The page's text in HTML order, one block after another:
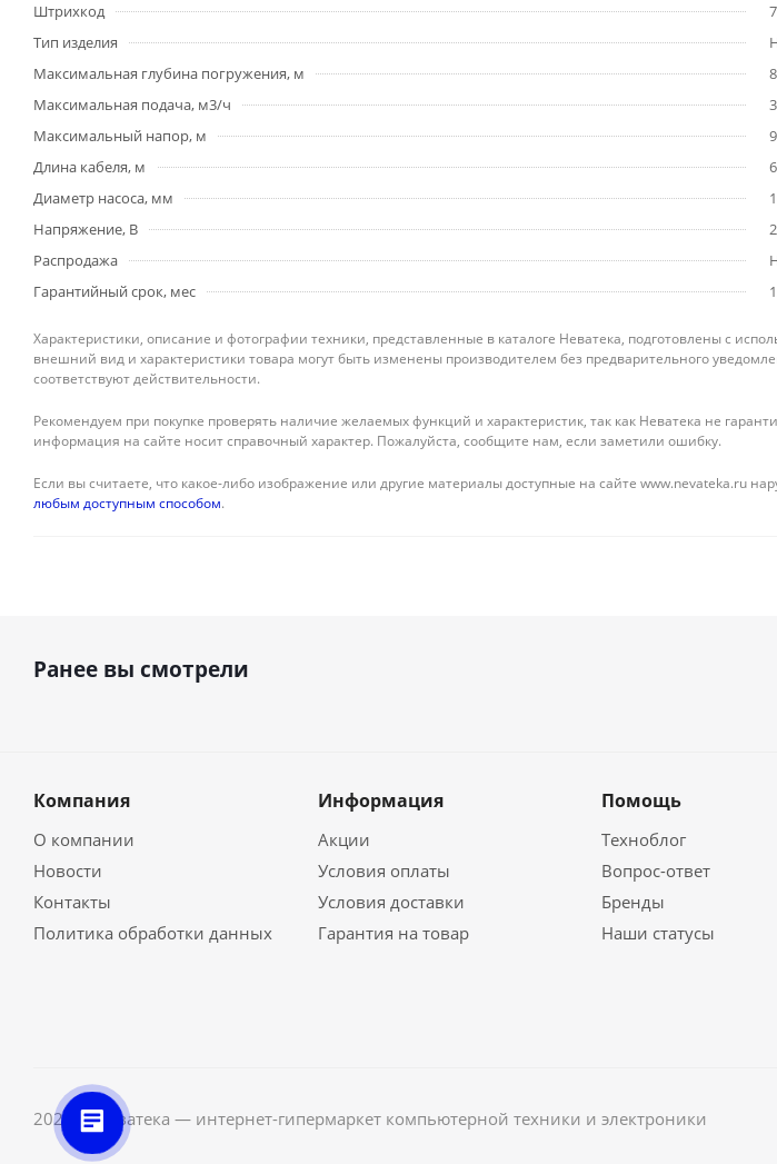
Штрихкод
Тип изделия
Максимальная глубина погружения, м
Максимальная подача, м3/ч
Максимальный напор, м
Длина кабеля, м
Диаметр насоса, мм
Напряжение, В
Распродажа
Гарантийный срок, мес
Характеристики, описание и фотографии техники, представленные в каталоге Неватека, подготовлены с
внешний вид и характеристики товара могут быть изменены производителем без предварительного
соответствуют действительности.
Рекомендуем при покупке проверять наличие желаемых функций и характеристик, так как Неватека не
информация на сайте носит справочный характер. Пожалуйста, сообщите нам, если заметили ошибку.
Если вы считаете, что какое-либо изображение или другие материалы доступные на сайте www.nevateka.ru
любым доступным способом.
Ранее вы смотрели
Компания
О компании
Новости
Контакты
Политика обработки данных
Информация
Акции
Условия оплаты
Условия доставки
Гарантия на товар
Помощь
Техноблог
Вопрос-ответ
Бренды
Наши статусы
2026 © Неватека — интернет-гипермаркет компьютерной техники и электроники